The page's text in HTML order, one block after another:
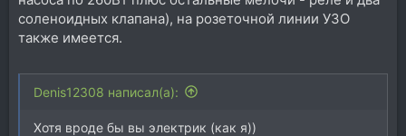
соленоидных клапана), на розеточной линии УЗО
также имеется.
Denis12308 написал(а):
Хотя вроде бы вы электрик (как я))